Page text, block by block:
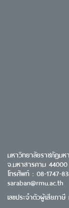
มหาวิทยาลัยราชภัฏม
จ.มหาสารคาม 44000
โทรศัพท์ : 08-1747-
saraban@rmu.ac.th
เลขประจำตัวผู้เสียภา